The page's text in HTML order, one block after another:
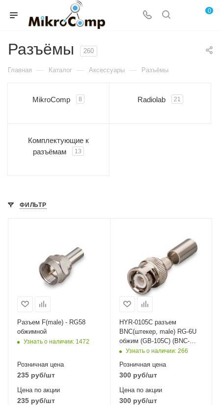
0
Разъёмы 260
Главная — Каталог — Аксессуары — Разъёмы
MikroComp 8 Radiolab 21
Комплектующие к
разъёмам
13
ФИЛЬТР
Разъем F(male) - RG58
обжимной
Узнать о наличии: 1472
Розничная цена
235 руб/шт
Цена по акции
235 руб/шт
HYR-0105C разъем
BNC(штекер, male) RG-6U
обжим (GB-105C) (BNC-
7001C) (BNC-C6P)
Узнать о наличии: 266
Розничная цена
300руб/шт
Цена по акции
300руб/шт